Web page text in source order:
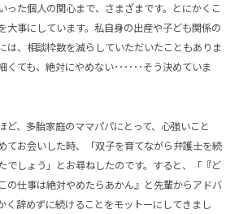
った個人の関心まで、さまざまです。とにかくこ
大事にしています。私自身の出産や子ども関係の
は、相談枠数を減らしていただいたこともありま
くても、絶対にやめない･･････そう決めていま
ど、多胎家庭のママパパにとって、心強いこと
てお会いした時、「双子を育てながら弁護士を続
でしょう」とお尋ねしたのです。すると、「『ど
の仕事は絶対やめたらあかん』と先輩からアドバ
く辞めずに続けることをモットーにしてきまし